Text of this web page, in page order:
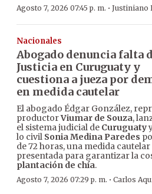
Agosto 7, 2026 07:45 p. m. · Justiniano
Nacionales
Abogado denuncia falta
Justicia en Curuguaty y
cuestiona a jueza por
en medida cautelar
El abogado Édgar González,
productorViumar de Souza,
el sistema judicial de Curuguaty
lo civil Sonia Medina Paredes
de 72 horas, una medida
presentada para garantizar la
plantación de chía.
Agosto 7, 2026 07:29 p. m. · Carlos